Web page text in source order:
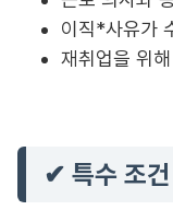
이직*사유가
재취업을 위
✔ 특수 조건